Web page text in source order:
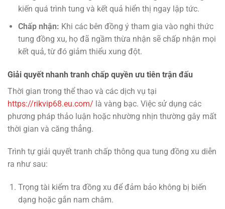
kiến quá trình tung và kết quả hiển thị ngay lập tức.
Chấp nhận: Khi các bên đồng ý tham gia vào nghi thức
tung đồng xu, họ đã ngầm thừa nhận sẽ chấp nhận mọi
kết quả, từ đó giảm thiểu xung đột.
Giải quyết nhanh tranh chấp quyền ưu tiên trận đấu
Thời gian trong thể thao và các dịch vụ tại
https://rikvip68.eu.com/ là vàng bạc. Việc sử dụng các
phương pháp thảo luận hoặc nhường nhịn thường gây mất
thời gian và căng thẳng.
Trình tự giải quyết tranh chấp thông qua tung đồng xu diễn
ra như sau:
Trọng tài kiểm tra đồng xu để đảm bảo không bị biến
dạng hoặc gắn nam châm.